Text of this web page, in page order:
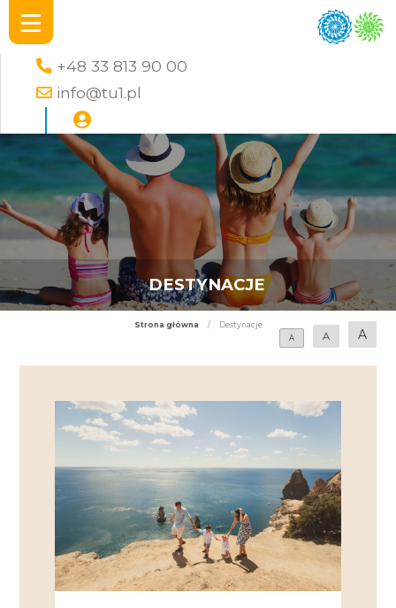
+48 33 813 90 00
info@tu1.pl
DESTYNACJE
Strona główna /
Destynacje
A
A A